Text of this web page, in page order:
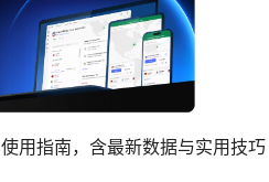
用指南，含最新数据与实用技巧